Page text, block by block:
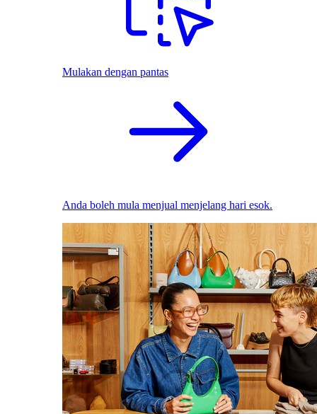
Mulakan dengan pantas
Anda boleh mula menjual menjelang hari esok.